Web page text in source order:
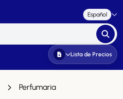
Español
Lista de Precios
Perfumaria